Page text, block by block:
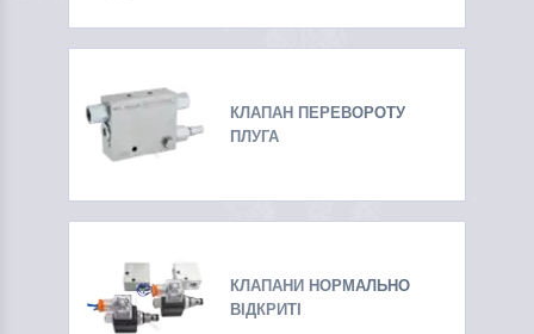
КЛАПАН ПЕРЕВОРОТУ
ПЛУГА
КЛАПАНИ НОРМАЛЬНО
ВІДКРИТІ